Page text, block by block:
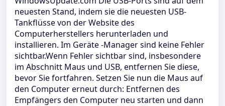
neuesten Stand, indem sie die neuesten USB-
Tankflüsse von der Website des
Computerherstellers herunterladen und
installieren. Im Geräte -Manager sind keine Fehler
sichtbar.Wenn Fehler sichtbar sind, insbesondere
im Abschnitt Maus und USB, entfernen Sie diese,
bevor Sie fortfahren. Setzen Sie nun die Maus auf
den Computer erneut durch: Entfernen des
Empfängers den Computer neu starten und dann